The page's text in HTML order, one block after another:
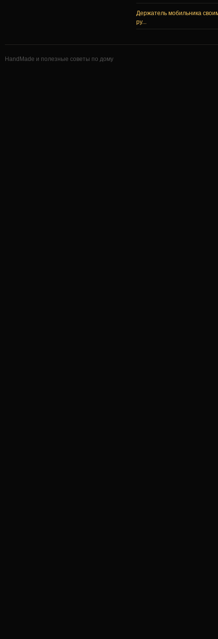
Держатель мобильника
ру...
HandMade и полезные советы по дому